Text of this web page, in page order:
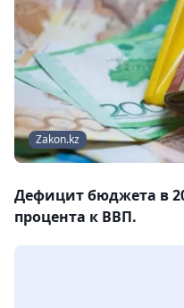
Zakon.kz
Дефицит бюджета в
процента к ВВП.